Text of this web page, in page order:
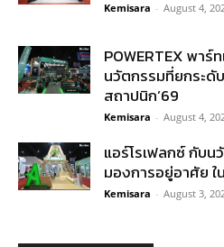
Kemisara - August 4,
POWERTEX พาร์
นวัตกรรมที่ยกระดั
สถาปนิก’69
Kemisara - August 4,
แอร์โรเฟลกซ์ กับ
มองการอยู่อาศัย ใ
Kemisara - August 3,